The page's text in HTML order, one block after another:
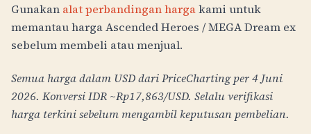
Gunakan alat perbandingan hargakami untuk
memantau harga Ascended Heroes / MEGA Dream ex
sebelum membeli atau menjual.
Semua harga dalam USD dari PriceCharting per 4 Juni
2026. Konversi IDR ~Rp17,863/USD. Selalu verifikasi
harga terkini sebelum mengambil keputusan pembelian.